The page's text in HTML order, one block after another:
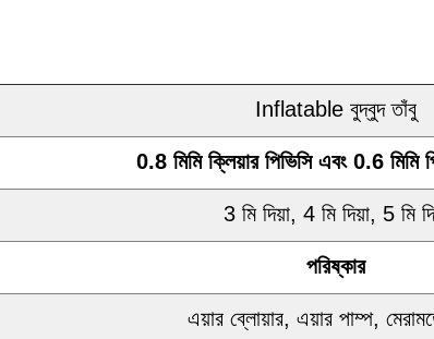
Inflatable বুদ্বুদ তাঁবু
0.8 মিমি ক্লিয়ার পিভিসি এবং 0.6 মিমি
3 মি দিয়া, 4 মি দিয়া, 5 মি
পরিষ্কার
এয়ার ব্লোয়ার, এয়ার পাম্প,